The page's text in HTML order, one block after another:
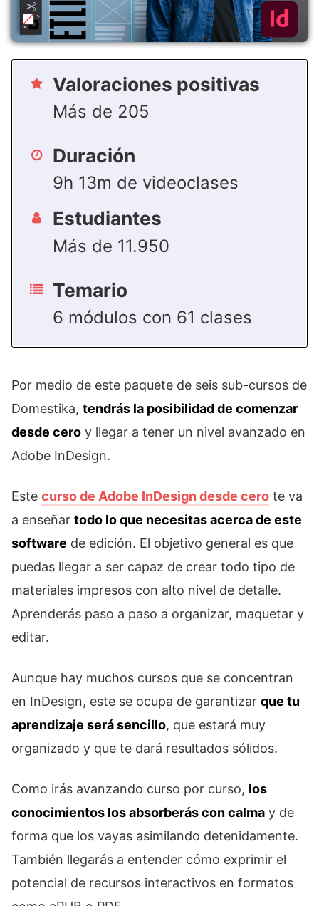
Valoraciones positivas
Más de 205
Duración
9h 13m de videoclases
Estudiantes
Más de 11.950
Temario
6 módulos con 61 clases
Por medio de este paquete de seis sub-cursos de
Domestika, tendrás la posibilidad de comenzar
desde cero y llegar a tener un nivel avanzado en
Adobe InDesign.
Este curso de Adobe InDesign desde cero te va
a enseñar todo lo que necesitas acerca de este
software de edición. El objetivo general es que
puedas llegar a ser capaz de crear todo tipo de
materiales impresos con alto nivel de detalle.
Aprenderás paso a paso a organizar, maquetar y
editar.
Aunque hay muchos cursos que se concentran
en InDesign, este se ocupa de garantizar que tu
aprendizaje será sencillo, que estará muy
organizado y que te dará resultados sólidos.
Como irás avanzando curso por curso, los
conocimientos los absorberás con calma y de
forma que los vayas asimilando detenidamente.
También llegarás a entender cómo exprimir el
potencial de recursos interactivos en formatos